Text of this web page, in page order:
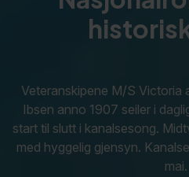
Veteranskipene M/S Victoria
Ibsen anno 1907 seiler i
start til slutt i kanalsesong.
med hyggelig gjensyn.
mai.